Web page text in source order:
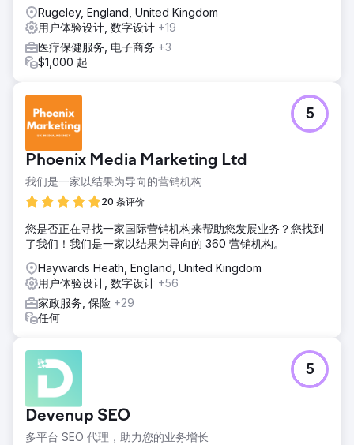
Rugeley, England, United Kingdom
用户体验设计, 数字设计 +19
医疗保健服务, 电子商务 +3
$1,000 起
Phoenix Media Marketing Ltd
我们是一家以结果为导向的营销机构
20 条评价
5
您是否正在寻找一家国际营销机构来帮助您发展业务？您找到
了我们！我们是一家以结果为导向的 360 营销机构。
Haywards Heath, England, United Kingdom
用户体验设计, 数字设计 +56
家政服务, 保险 +29
任何
Devenup SEO
多平台 SEO 代理，助力您的业务增长
5